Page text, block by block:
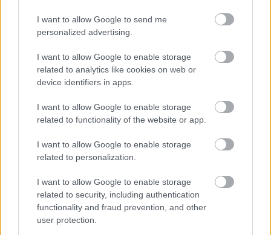
I want to allow Google to send me
personalized advertising.
I want to allow Google to enable storage
related to analytics like cookies on web or
device identifiers in apps.
I want to allow Google to enable storage
related to functionality of the website or app.
I want to allow Google to enable storage
related to personalization.
I want to allow Google to enable storage
related to security, including authentication
functionality and fraud prevention, and other
user protection.
BEST OFINTERNET